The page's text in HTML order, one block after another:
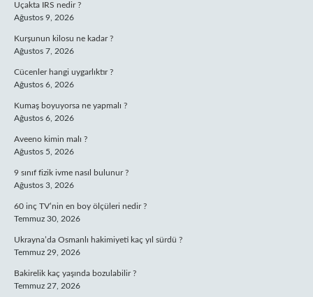
Uçakta IRS nedir ?
Ağustos 9, 2026
Kurşunun kilosu ne kadar ?
Ağustos 7, 2026
Cücenler hangi uygarlıktır ?
Ağustos 6, 2026
Kumaş boyuyorsa ne yapmalı ?
Ağustos 6, 2026
Aveeno kimin malı ?
Ağustos 5, 2026
9 sınıf fizik ivme nasıl bulunur ?
Ağustos 3, 2026
60 inç TV’nin en boy ölçüleri nedir ?
Temmuz 30, 2026
Ukrayna’da Osmanlı hakimiyeti kaç yıl sürdü ?
Temmuz 29, 2026
Bakirelik kaç yaşında bozulabilir ?
Temmuz 27, 2026